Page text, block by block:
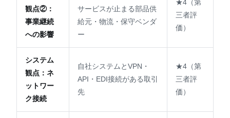
観点②：
事業継続
への影響
サービスが止まる部品供
給元・物流・保守ベンダ
ー
★4（第
三者評
価）
システム
観点：ネ
ットワー
ク接続
自社システムとVPN・
API・EDI接続がある取引
先
★4（第
三者評
価）